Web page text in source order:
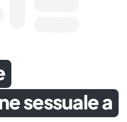
sessuale a